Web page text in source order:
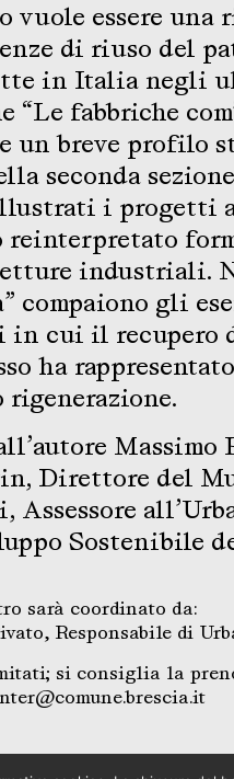
vuole essere
di riuso del
in Italia negli
“Le fabbriche
un breve profilo
seconda
i progetti
reinterpretato
industriali.
compaiono gli
in cui il recupero
ha
rigenerazione.
Massimo
Direttore del
Assessore
Sostenibile
sarà coordinato da:
Responsabile di
si consiglia la